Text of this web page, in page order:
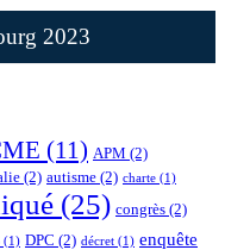
2023
(11) APM (2)
(2) autisme (2) charte (1)
(25) congrès (2)
(1) DPC (2) décret (1) enquête